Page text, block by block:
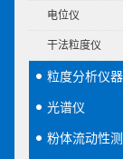
电位仪
干法粒度仪
粒度分析仪器
光谱仪
粉体流动性